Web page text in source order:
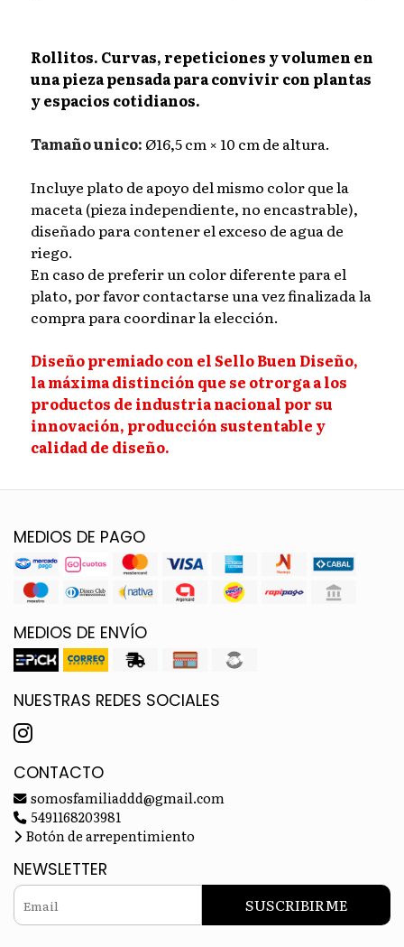
Rollitos. Curvas, repeticiones y volumen en
una pieza pensada para convivir con plantas
y espacios cotidianos.
Tamaño unico: Ø16,5 cm × 10 cm de altura.
Incluye plato de apoyo del mismo color que la
maceta (pieza independiente, no encastrable),
diseñado para contener el exceso de agua de
riego.
En caso de preferir un color diferente para el
plato, por favor contactarse una vez finalizada la
compra para coordinar la elección.
Diseño premiado con el Sello Buen Diseño,
la máxima distinción que se otrorga a los
productos de industria nacional por su
innovación, producción sustentable y
calidad de diseño.
MEDIOS DE PAGO
MEDIOS DE ENVÍO
NUESTRAS REDES SOCIALES
CONTACTO
somosfamiliaddd@gmail.com
5491168203981
Botón de arrepentimiento
NEWSLETTER
SUSCRIBIRME